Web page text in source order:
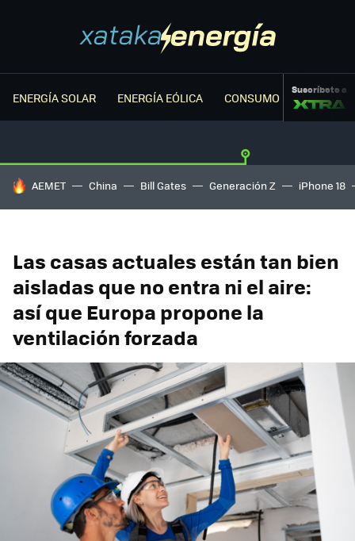
ENERGÍA SOLAR ENERGÍA EÓLICA CONSUMO ENERGÉTICO
Suscríbete a
HOY SE HABLA DE
AEMET China Bill Gates Generación Z iPhone 18
Las casas actuales están tan bien
aisladas que no entra ni el aire:
así que Europa propone la
ventilación forzada